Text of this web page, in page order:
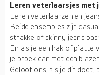
Leren veterlaarsjes met
Leren veterlaarzen en
Beide ensembles zijn
strakke of skinny jeans
En als je een hak of
je broek dan met een
Geloof ons, als je dit doet,